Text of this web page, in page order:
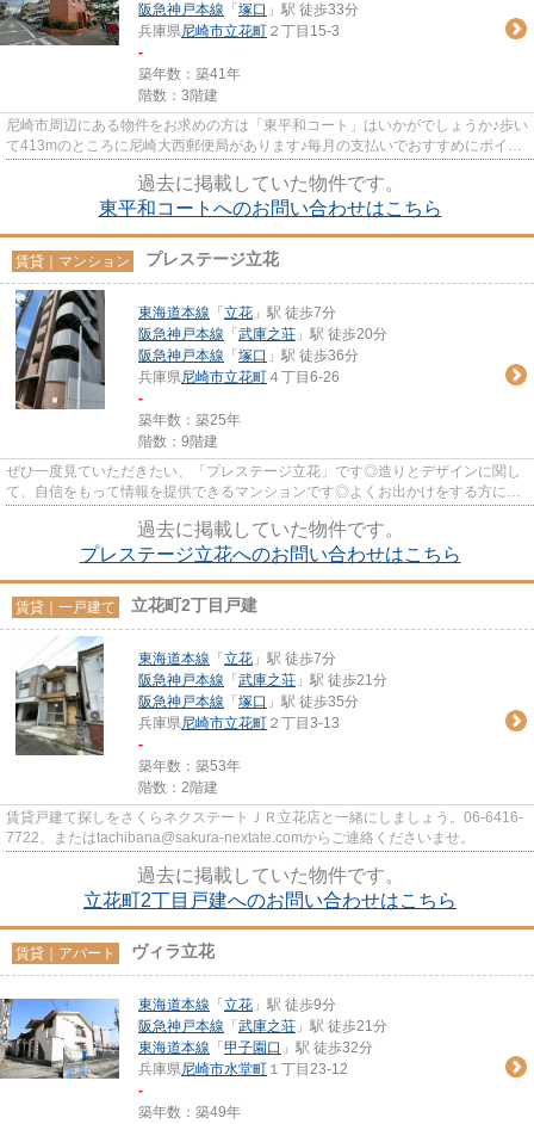
阪急神戸本線 「 塚口 」駅 徒歩33分
兵庫県尼崎市立花町 ２丁目15-3
-
築年数：築41年
階数：3階建
尼崎市周辺にある物件をお求めの方は「東平和コート」はいかがでしょうか♪歩い
て413mのところに尼崎大西郵便局があります♪毎月の支払いでおすすめにポイン
過去に掲載していた物件です。
東平和コートへのお問い合わせはこちら
賃貸｜マンション プレステージ立花
東海道本線 「 立花 」駅 徒歩7分
阪急神戸本線 「 武庫之荘 」駅 徒歩20分
阪急神戸本線 「 塚口 」駅 徒歩36分
兵庫県尼崎市立花町 ４丁目6-26
-
築年数：築25年
階数：9階建
ぜひ一度見ていただきたい、「プレステージ立花」です◎造りとデザインに関し
て、自信をもって情報を提供できるマンションです◎よくお出かけをする方にも
過去に掲載していた物件です。
プレステージ立花へのお問い合わせはこちら
賃貸｜一戸建て 立花町2丁目戸建
東海道本線 「 立花 」駅 徒歩7分
阪急神戸本線 「 武庫之荘 」駅 徒歩21分
阪急神戸本線 「 塚口 」駅 徒歩35分
兵庫県尼崎市立花町 ２丁目3-13
-
築年数：築53年
階数：2階建
賃貸戸建て探しをさくらネクステートＪＲ立花店と一緒にしましょう。06-6416-
7722、またはtachibana@sakura-nextate.comからご連絡くださいませ。
過去に掲載していた物件です。
立花町2丁目戸建へのお問い合わせはこちら
賃貸｜アパート ヴィラ立花
東海道本線 「 立花 」駅 徒歩9分
阪急神戸本線 「 武庫之荘 」駅 徒歩21分
東海道本線 「 甲子園口 」駅 徒歩32分
兵庫県尼崎市水堂町 １丁目23-12
-
築年数：築49年